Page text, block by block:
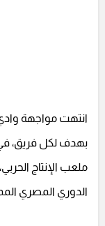
انتهت مواجهة
بهدف لكل فريق، في
ملعب الإنتاج
الدوري المصري